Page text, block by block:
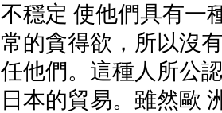
不穩定 使他們具有一
常的貪得欲，所以沒
任他們。這種人所公
日本的貿易。雖然歐